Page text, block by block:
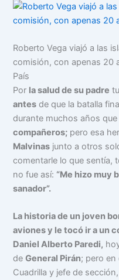
Roberto Vega viajó a las
comisión, con apenas 20
País
Por la salud de su padre
antes de que la batalla
durante muchos años que
compañeros; pero esa
Malvinas junto a otros
comentarle lo que sentía,
no fue así: “Me hizo muy
sanador”.
La historia de un joven
aviones y le tocó ir a un
Daniel Alberto Paredi,
deGeneral Pirán; pero en
Cuadrilla y jefe de